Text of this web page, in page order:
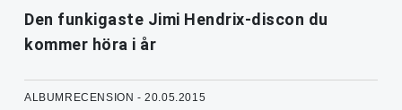
Den funkigaste Jimi Hendrix-discon du
kommer höra i år
ALBUMRECENSION - 20.05.2015